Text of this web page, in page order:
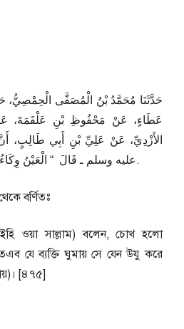
حَدَّثَنَا مُحَمَّدُ بْنُ الْمُصَفَّى الْحِمْصِيُّ،
عَطَاءٍ، عَنْ مَحْفُوظِ بْنِ عَلْقَمَةَ،
الأَزْدِيِّ، عَنْ عَلِيِّ بْنِ أَبِي طَالِبٍ،
عليه وسلم ـ قَالَ ‏ “‏ الْعَيْنُ وِكَاءُ السَّهِ فَمَنْ نَامَ فَلْيَتَوَضَّأْ ‏”‏ ‏.
বর্ণিতঃ
ওয়া সাল্লাম) বলেন, চোখ হলো
যে ব্যক্তি ঘুমায় সে যেন উযু করে
[৪৭৫]